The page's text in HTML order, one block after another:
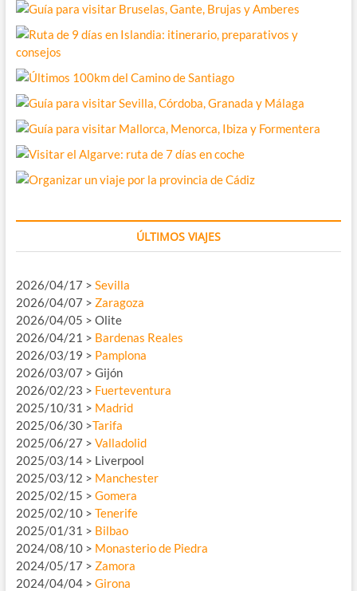
ÚLTIMOS VIAJES
2026/04/17 > Sevilla
2026/04/07 > Zaragoza
2026/04/05 > Olite
2026/04/21 > Bardenas Reales
2026/03/19 > Pamplona
2026/03/07 > Gijón
2026/02/23 > Fuerteventura
2025/10/31 > Madrid
2025/06/30 >Tarifa
2025/06/27 > Valladolid
2025/03/14 > Liverpool
2025/03/12 > Manchester
2025/02/15 > Gomera
2025/02/10 > Tenerife
2025/01/31 > Bilbao
2024/08/10 > Monasterio de Piedra
2024/05/17 > Zamora
2024/04/04 > Girona